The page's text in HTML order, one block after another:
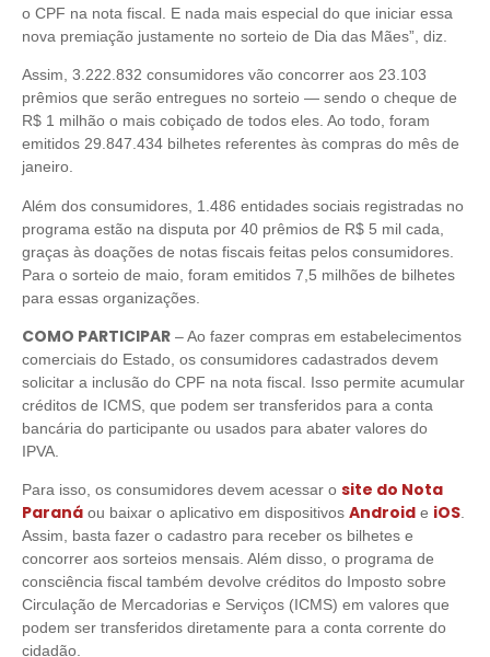
o CPF na nota fiscal. E nada mais especial do que iniciar essa
nova premiação justamente no sorteio de Dia das Mães”, diz.
Assim, 3.222.832 consumidores vão concorrer aos 23.103
prêmios que serão entregues no sorteio — sendo o cheque de
R$ 1 milhão o mais cobiçado de todos eles. Ao todo, foram
emitidos 29.847.434 bilhetes referentes às compras do mês de
janeiro.
Além dos consumidores, 1.486 entidades sociais registradas no
programa estão na disputa por 40 prêmios de R$ 5 mil cada,
graças às doações de notas fiscais feitas pelos consumidores.
Para o sorteio de maio, foram emitidos 7,5 milhões de bilhetes
para essas organizações.
COMO PARTICIPAR – Ao fazer compras em estabelecimentos
comerciais do Estado, os consumidores cadastrados devem
solicitar a inclusão do CPF na nota fiscal. Isso permite acumular
créditos de ICMS, que podem ser transferidos para a conta
bancária do participante ou usados para abater valores do
IPVA.
Para isso, os consumidores devem acessar o site do Nota
Paraná ou baixar o aplicativo em dispositivos Android e iOS.
Assim, basta fazer o cadastro para receber os bilhetes e
concorrer aos sorteios mensais. Além disso, o programa de
consciência fiscal também devolve créditos do Imposto sobre
Circulação de Mercadorias e Serviços (ICMS) em valores que
podem ser transferidos diretamente para a conta corrente do
cidadão.